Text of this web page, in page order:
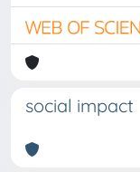
social impact